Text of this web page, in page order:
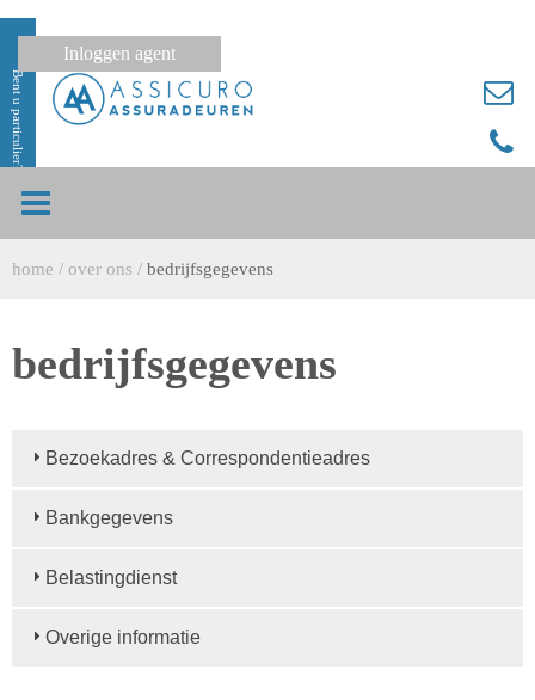
Bent u particulier?
Inloggen agent
home / over ons / bedrijfsgegevens
bedrijfsgegevens
Bezoekadres & Correspondentieadres
Bankgegevens
Belastingdienst
Overige informatie